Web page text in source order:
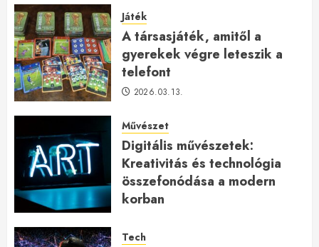
Játék
A társasjáték, amitől a
gyerekek végre leteszik a
telefont
2026.03.13.
Művészet
Digitális művészetek:
Kreativitás és technológia
összefonódása a modern
korban
Tech